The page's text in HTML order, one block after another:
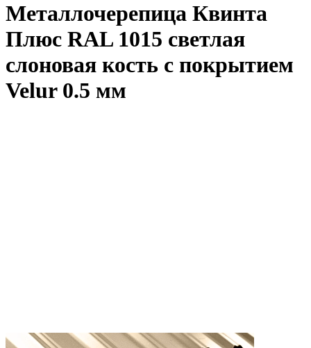
Металлочерепица Квинта
Плюс RAL 1015 светлая
слоновая кость с покрытием
Velur 0.5 мм